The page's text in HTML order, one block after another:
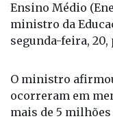
Ensino Médio
ministro da
segunda-feira,
O ministro
ocorreram em
mais de 5